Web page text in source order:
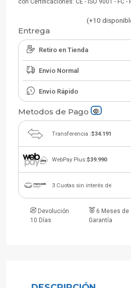
(+10
Entrega
Retiro en Tienda
Envío Normal
Envío Rápido
Metodos de Pago
Transferencia :$34.191
WebPay Plus:$39.990
3 Cuotas sin interés de
Devolución
10 Días
6 Meses de
Garantía